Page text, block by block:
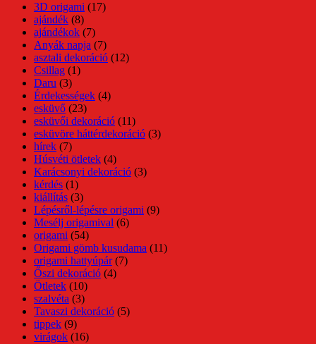
3D origami (17)
ajándék (8)
ajándékok (7)
Anyák napja (7)
asztali dekoráció (12)
Csillag (1)
Daru (3)
Érdekességek (4)
esküvő (23)
esküvői dekoráció (11)
esküvöre háttérdekoráció (3)
hírek (7)
Húsvéti ötletek (4)
Karácsonyi dekoráció (3)
kérdés (1)
kiállítás (3)
Lépésről-lépésre origami (9)
Mesélj origamival (6)
origami (54)
Origami gömb kusudama (11)
origami hattyúpár(7)
Őszi dekoráció (4)
Ötletek (10)
szalvéta (3)
Tavaszi dekoráció (5)
tippek (9)
virágok (16)